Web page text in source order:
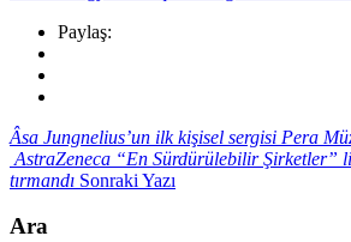
Paylaş:
Âsa Jungnelius’un ilk kişisel sergisi Pera
AstraZeneca “En Sürdürülebilir Şirketler”
tırmandı Sonraki Yazı
Ara